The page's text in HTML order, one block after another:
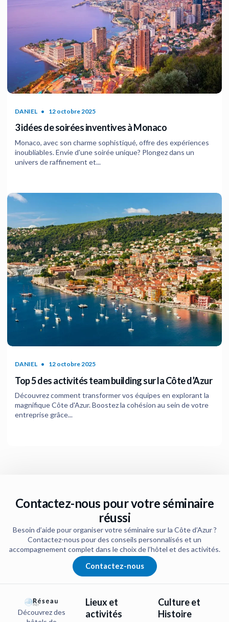
DANIEL 12 octobre 2025
3 idées de soirées inventives à Monaco
Monaco, avec son charme sophistiqué, offre des expériences
inoubliables. Envie d'une soirée unique? Plongez dans un
univers de raffinement et...
DANIEL 12 octobre 2025
Top 5 des activités team building sur la Côte d’Azur
Découvrez comment transformer vos équipes en explorant la
magnifique Côte d'Azur. Boostez la cohésion au sein de votre
entreprise grâce...
Contactez-nous pour votre séminaire
réussi
Besoin d’aide pour organiser votre séminaire sur la Côte d’Azur ?
Contactez-nous pour des conseils personnalisés et un
accompagnement complet dans le choix de l’hôtel et des activités.
Contactez-nous
Découvrez des
Lieux et
activités
Culture et
Histoire